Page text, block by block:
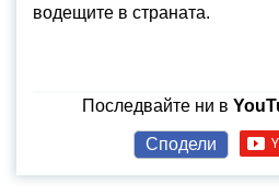
водещите в страната.
Последвайте ни в
Сподели